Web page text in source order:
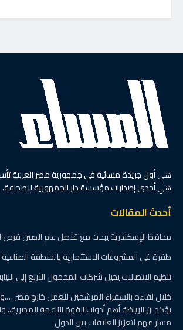
هي أحدى إصدارات مؤسسة دار الجمهورية للصحافة.
أحدث المقالات
محافظ الإسكندرية يبحث مع قنصل عام الصين فرص
طفرة في المشروعات الاستثمارية بالمنطقة
تنظيم الاتصالات يحيل شركات المحمول الأربع إلى
خلال لقاءه بالسفراء المرشحين للعمل خارج مصر
يؤكد ان الرياضة أهم أدوات القوة الناعمة المصرية..
مسار مهم لتعزيز العلاقات بين الدول